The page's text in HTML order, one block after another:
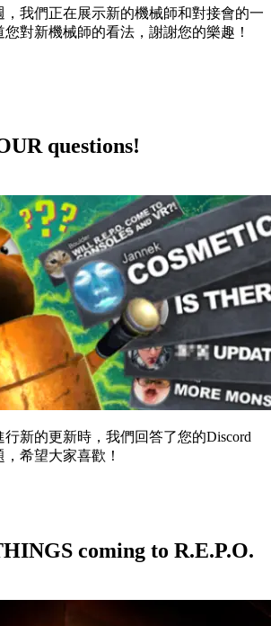
，我們正在展示新的機械師和對接會的一
對新機械師的看法，謝謝您的樂趣！
questions!
新的更新時，我們回答了您的Discord
希望大家喜歡！
coming to R.E.P.O.